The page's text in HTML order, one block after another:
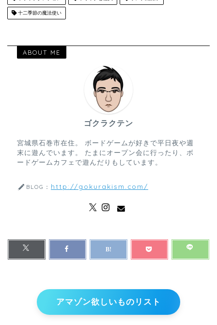
十二季節の魔法使い
ABOUT ME
ゴクラクテン
宮城県石巻市在住。 ボードゲームが好きで平日夜や週
末に遊んでいます。 たまにオープン会に行ったり、ボ
ードゲームカフェで遊んだりもしています。
BLOG： http://gokurakism.com/
アマゾン欲しいものリスト